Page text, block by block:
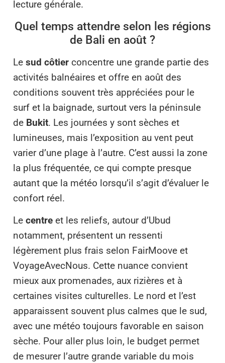
lecture générale.
Quel temps attendre selon les régions
de Bali en août ?
Le sud côtier concentre une grande partie des
activités balnéaires et offre en août des
conditions souvent très appréciées pour le
surf et la baignade, surtout vers la péninsule
de Bukit. Les journées y sont sèches et
lumineuses, mais l’exposition au vent peut
varier d’une plage à l’autre. C’est aussi la zone
la plus fréquentée, ce qui compte presque
autant que la météo lorsqu’il s’agit d’évaluer le
confort réel.
Le centre et les reliefs, autour d’Ubud
notamment, présentent un ressenti
légèrement plus frais selon FairMoove et
VoyageAvecNous. Cette nuance convient
mieux aux promenades, aux rizières et à
certaines visites culturelles. Le nord et l’est
apparaissent souvent plus calmes que le sud,
avec une météo toujours favorable en saison
sèche. Pour aller plus loin, le budget permet
de mesurer l’autre grande variable du mois